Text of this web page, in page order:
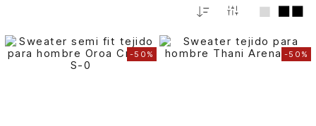
Fecha
-50% -50%